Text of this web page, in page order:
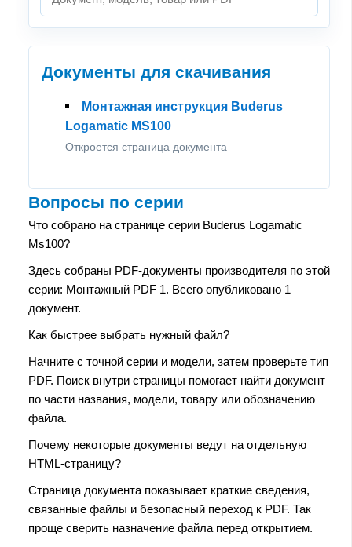
Документы для скачивания
Монтажная инструкция Buderus
Logamatic MS100
Откроется страница документа
Вопросы по серии
Что собрано на странице серии Buderus Logamatic
Ms100?
Здесь собраны PDF-документы производителя по этой
серии: Монтажный PDF 1. Всего опубликовано 1
документ.
Как быстрее выбрать нужный файл?
Начните с точной серии и модели, затем проверьте тип
PDF. Поиск внутри страницы помогает найти документ
по части названия, модели, товару или обозначению
файла.
Почему некоторые документы ведут на отдельную
HTML-страницу?
Страница документа показывает краткие сведения,
связанные файлы и безопасный переход к PDF. Так
проще сверить назначение файла перед открытием.